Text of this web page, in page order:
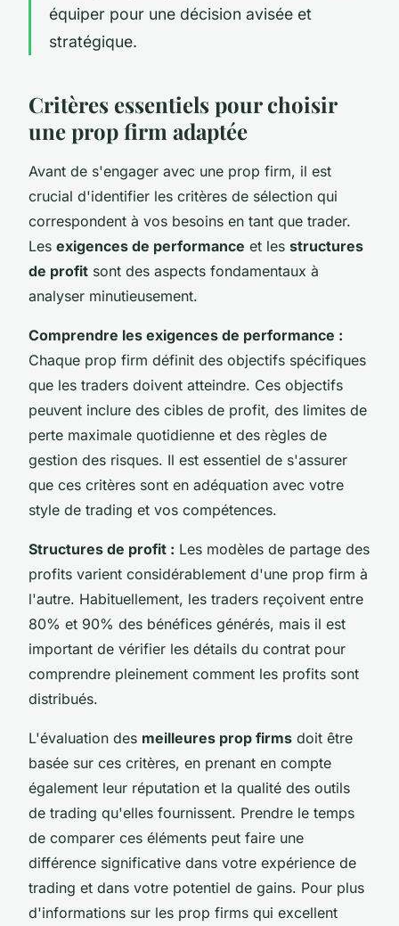
équiper pour une décision avisée et
stratégique.
Critères essentiels pour choisir
une prop firm adaptée
Avant de s'engager avec une prop firm, il est
crucial d'identifier les critères de sélection qui
correspondent à vos besoins en tant que trader.
Les exigences de performance et les structures
de profit sont des aspects fondamentaux à
analyser minutieusement.
Comprendre les exigences de performance :
Chaque prop firm définit des objectifs spécifiques
que les traders doivent atteindre. Ces objectifs
peuvent inclure des cibles de profit, des limites de
perte maximale quotidienne et des règles de
gestion des risques. Il est essentiel de s'assurer
que ces critères sont en adéquation avec votre
style de trading et vos compétences.
Structures de profit : Les modèles de partage des
profits varient considérablement d'une prop firm à
l'autre. Habituellement, les traders reçoivent entre
80% et 90% des bénéfices générés, mais il est
important de vérifier les détails du contrat pour
comprendre pleinement comment les profits sont
distribués.
L'évaluation des meilleures prop firms doit être
basée sur ces critères, en prenant en compte
également leur réputation et la qualité des outils
de trading qu'elles fournissent. Prendre le temps
de comparer ces éléments peut faire une
différence significative dans votre expérience de
trading et dans votre potentiel de gains. Pour plus
d'informations sur les prop firms qui excellent